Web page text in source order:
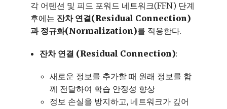
각 어텐션 및 피드 포워드 네트워크(FFN) 단계
후에는 잔차 연결(Residual Connection)
과 정규화(Normalization)를 적용한다.
잔차 연결 (Residual Connection):
새로운 정보를 추가할 때 원래 정보를 함
께 전달하여 학습 안정성 향상
정보 손실을 방지하고, 네트워크가 깊어